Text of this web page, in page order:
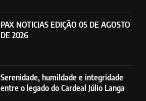
PAX NOTICIAS EDIÇÃO 05 DE AGOSTO
DE 2026
Serenidade, humildade e integridade
entre o legado do Cardeal Júlio Langa